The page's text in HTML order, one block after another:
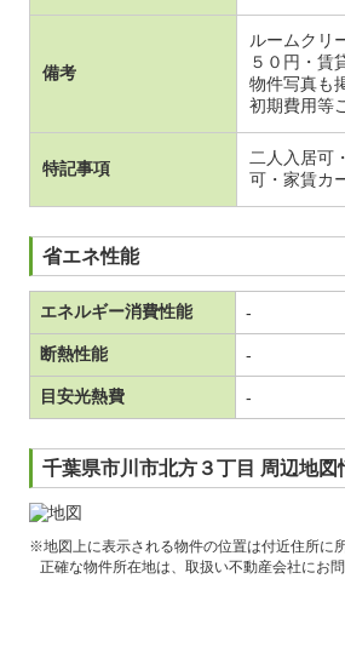
備考
ルームクリ
５０円・賃
物件写真も
初期費用等
特記事項
二人入居可
可・家賃カ
省エネ性能
エネルギー消費性能 -
断熱性能 -
目安光熱費 -
千葉県市川市北方３丁目 周辺地図
※地図上に表示される物件の位置は付近住所に
正確な物件所在地は、取扱い不動産会社にお